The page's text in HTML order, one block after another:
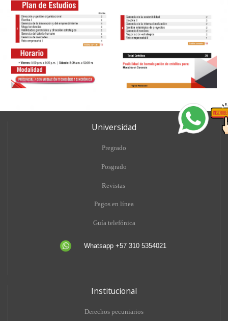
Universidad
Pregrado
Posgrado
Revistas
Pagos en línea
Guía telefónica
Whatsapp +57 310 5354021
Institucional
Derechos pecuniarios